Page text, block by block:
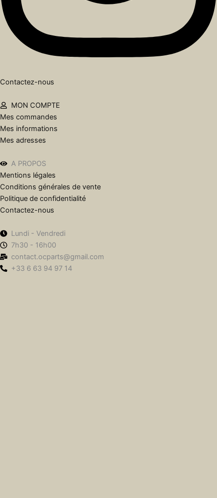
Contactez-nous
MON COMPTE
Mes commandes
Mes informations
Mes adresses
A PROPOS
Mentions légales
Conditions générales de vente
Politique de confidentialité
Contactez-nous
Lundi - Vendredi
7h30 - 16h00
contact.ocparts@gmail.com
+33 6 63 94 97 14